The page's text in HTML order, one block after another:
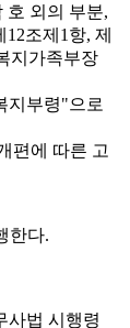
호 외의 부분,
조제1항, 제
지가족부장
지부령"으로
편에 따른 고
한다.
사법 시행령